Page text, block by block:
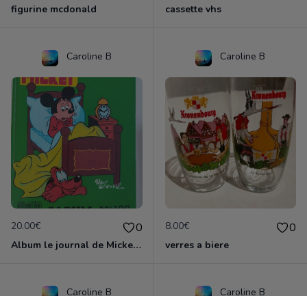
figurine mcdonald cassette vhs
Caroline B
20.00€ 0
Album le journal de Mickey vintage ancien
Caroline B
8.00€ 0
verres a biere
Caroline B Caroline B